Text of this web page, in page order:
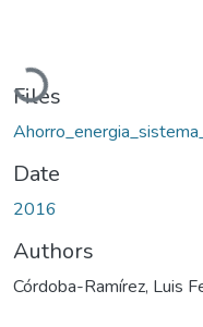
Loading...
Files
Date
2016
Authors
Córdoba-Ramírez, Luis